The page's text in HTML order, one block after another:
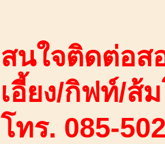
สนใจติดต่อส
เอี้ยง/กิฟท์/ส้
โทร. 085-